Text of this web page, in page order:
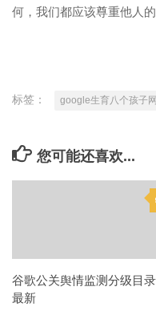
何，我们都应该尊重他人
标签： google生育八个孩子
您可能还喜欢...
谷歌公关舆情监测分级目录
最新